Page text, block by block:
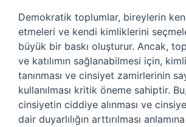
Demokratik toplumlar, bireylerin
etmeleri ve kendi kimliklerini
büyük bir baskı oluşturur. Ancak,
ve katılımın sağlanabilmesi için,
tanınması ve cinsiyet zamirlerinin
kullanılması kritik öneme sahiptir.
cinsiyetin ciddiye alınması ve
dair duyarlılığın arttırılması